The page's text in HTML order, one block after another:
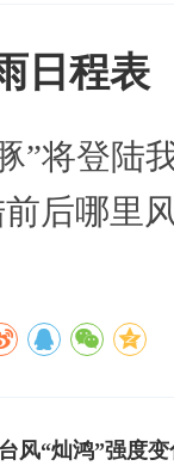
日程表
”将登陆
后哪里
台风“灿鸿”强度